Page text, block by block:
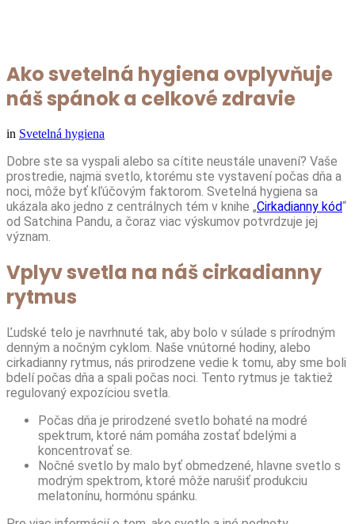
Ako svetelná hygiena ovplyvňuje
náš spánok a celkové zdravie
in Svetelná hygiena
Dobre ste sa vyspali alebo sa cítite neustále unavení? Vaše
prostredie, najmä svetlo, ktorému ste vystavení počas dňa a
noci, môže byť kľúčovým faktorom. Svetelná hygiena sa
ukázala ako jedno z centrálnych tém v knihe „Cirkadianny kód“
od Satchina Pandu, a čoraz viac výskumov potvrdzuje jej
význam.
Vplyv svetla na náš cirkadianny
rytmus
Ľudské telo je navrhnuté tak, aby bolo v súlade s prírodným
denným a nočným cyklom. Naše vnútorné hodiny, alebo
cirkadianny rytmus, nás prirodzene vedie k tomu, aby sme boli
bdelí počas dňa a spali počas noci. Tento rytmus je taktiež
regulovaný expozíciou svetla.
Počas dňa je prirodzené svetlo bohaté na modré
spektrum, ktoré nám pomáha zostať bdelými a
koncentrovať se.
Nočné svetlo by malo byť obmedzené, hlavne svetlo s
modrým spektrom, ktoré môže narušiť produkciu
melatonínu, hormónu spánku.